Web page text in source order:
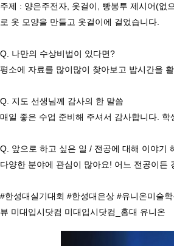
주제 : 양은주전자, 옷걸이, 빵봉투 제시어(없
로 옷 모양을 만들고 옷걸이에 걸었습니다.
Q. 나만의 수상비법이 있다면?
평소에 자료를 많이많이 찾아보고 밥시간을
Q. 지도 선생님께 감사의 한 말씀
매일 좋은 수업 준비해 주셔서 감사합니다.
Q. 앞으로 하고 싶은 일 / 전공에 대해 이야기
다양한 분야에 관심이 많아요! 어느 전공이든
#한성대실기대회 #한성대은상 #유니온미술
뷰 미대입시닷컴 미대입시닷컴_홍대 유니온